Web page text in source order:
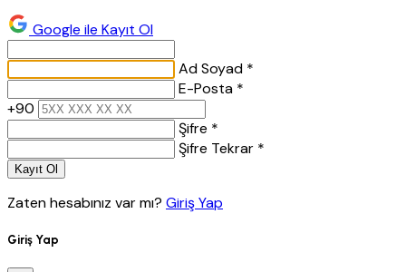
Google ile Kayıt Ol
Ad Soyad *
E-Posta *
+90
Şifre *
Şifre Tekrar *
Kayıt Ol
Zaten hesabınız var mı? Giriş Yap
Giriş Yap